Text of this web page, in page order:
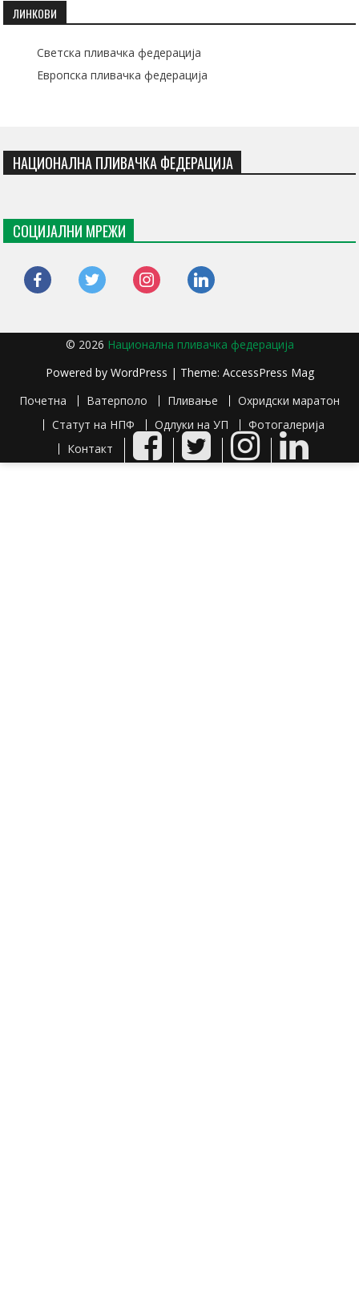
ЛИНКОВИ
Светска пливачка федерација
Европска пливачка федерација
НАЦИОНАЛНА ПЛИВАЧКА ФЕДЕРАЦИЈА
СОЦИЈАЛНИ МРЕЖИ
facebook twitter instagram linkedin
© 2026 Национална пливачка федерација
Powered by WordPress | Theme: AccessPress Mag
Почетна
Ватерполо Пливање
Охридски маратон
Статут на НПФ
Одлуки на УП
Фотогалерија
Контакт
Facebook Twitter InstagramLinkedIn